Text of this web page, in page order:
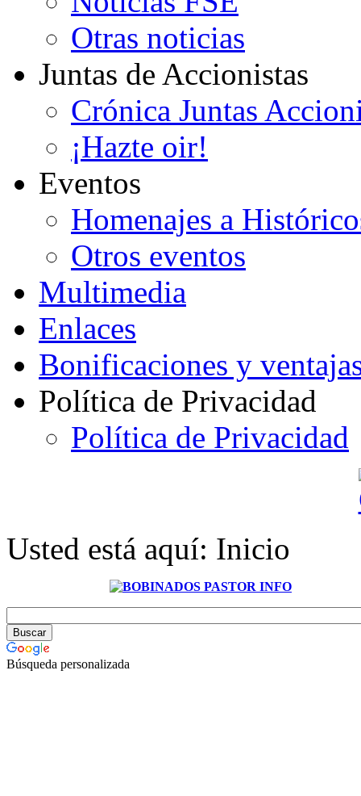
Otras noticias
Juntas de Accionistas
Crónica Juntas
¡Hazte oir!
Eventos
Homenajes a
Otros eventos
Multimedia
Enlaces
Bonificaciones y
Política de Privacidad
Política de Privacidad
Usted está aquí: Inicio
Búsqueda personalizada